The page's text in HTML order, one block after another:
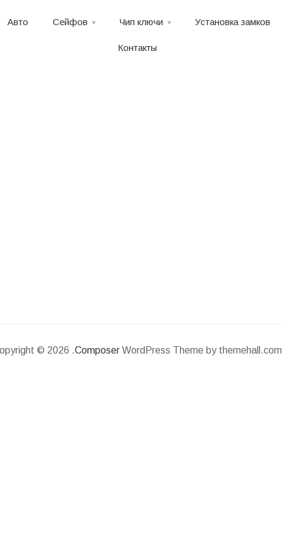
Авто Сейфов Чип ключи Установка замков
Контакты
© 2026 .Composer WordPress Theme by themehall.com